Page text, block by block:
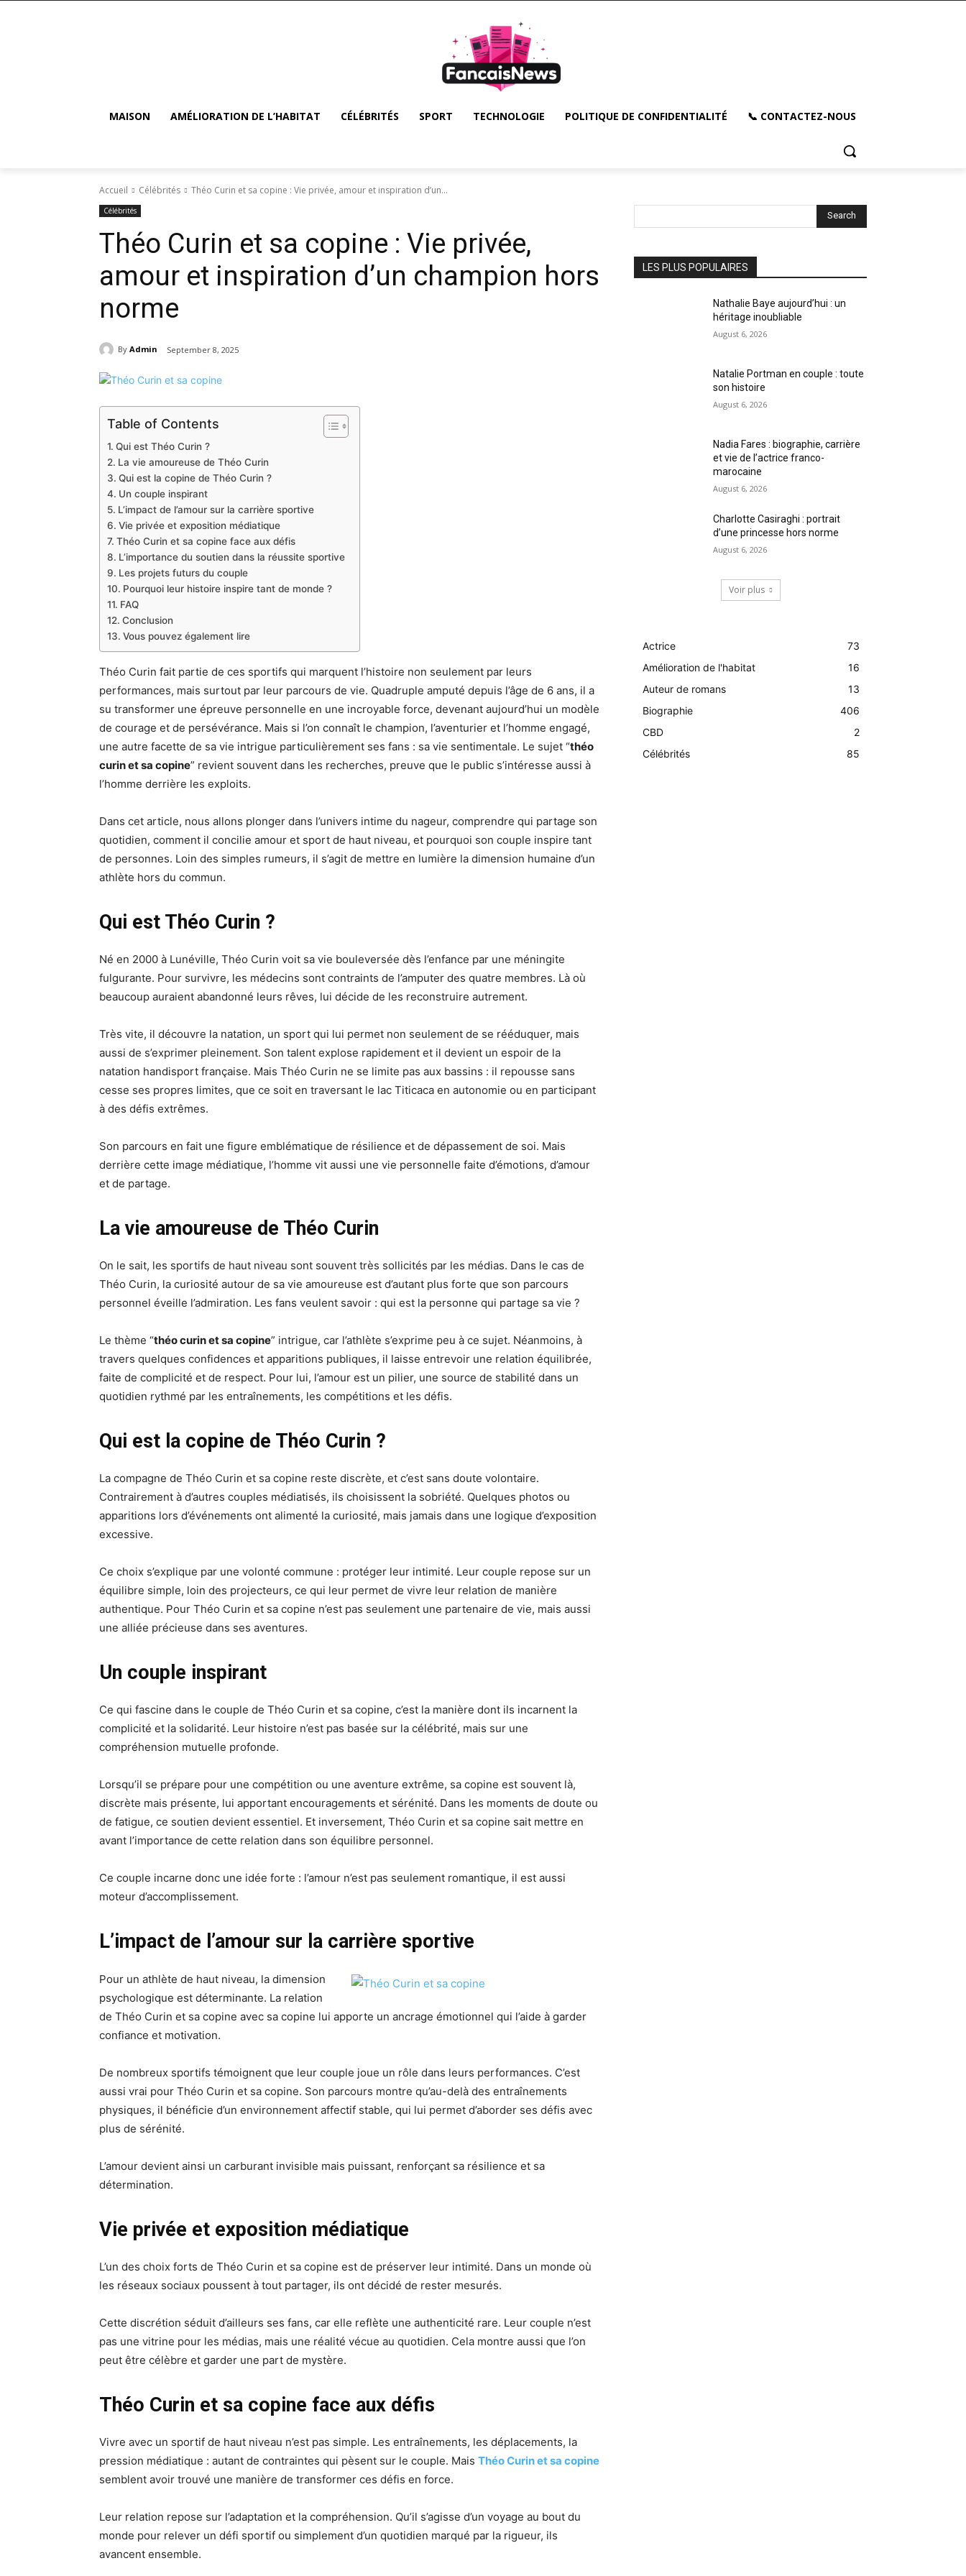
MAISON AMÉLIORATION DE L’HABITAT CÉLÉBRITÉS SPORT TECHNOLOGIE POLITIQUE DE CONFIDENTIALITÉ 📞 CONTACTEZ-NOUS
Accueil Célébrités Théo Curin et sa copine : Vie privée, amour et inspiration d’un...
Célébrités
Théo Curin et sa copine : Vie privée,
amour et inspiration d’un champion hors
norme
By Admin September 8, 2025
Table of Contents
Qui est Théo Curin ?
La vie amoureuse de Théo Curin
Qui est la copine de Théo Curin ?
Un couple inspirant
L’impact de l’amour sur la carrière sportive
Vie privée et exposition médiatique
Théo Curin et sa copine face aux défis
L’importance du soutien dans la réussite sportive
Les projets futurs du couple
Pourquoi leur histoire inspire tant de monde ?
FAQ
Conclusion
Vous pouvez également lire
Théo Curin fait partie de ces sportifs qui marquent l’histoire non seulement par leurs
performances, mais surtout par leur parcours de vie. Quadruple amputé depuis l’âge de 6 ans, il a
su transformer une épreuve personnelle en une incroyable force, devenant aujourd’hui un modèle
de courage et de persévérance. Mais si l’on connaît le champion, l’aventurier et l’homme engagé,
une autre facette de sa vie intrigue particulièrement ses fans : sa vie sentimentale. Le sujet “théo
curin et sa copine” revient souvent dans les recherches, preuve que le public s’intéresse aussi à
l’homme derrière les exploits.
Dans cet article, nous allons plonger dans l’univers intime du nageur, comprendre qui partage son
quotidien, comment il concilie amour et sport de haut niveau, et pourquoi son couple inspire tant
de personnes. Loin des simples rumeurs, il s’agit de mettre en lumière la dimension humaine d’un
athlète hors du commun.
Qui est Théo Curin ?
Né en 2000 à Lunéville, Théo Curin voit sa vie bouleversée dès l’enfance par une méningite
fulgurante. Pour survivre, les médecins sont contraints de l’amputer des quatre membres. Là où
beaucoup auraient abandonné leurs rêves, lui décide de les reconstruire autrement.
Très vite, il découvre la natation, un sport qui lui permet non seulement de se rééduquer, mais
aussi de s’exprimer pleinement. Son talent explose rapidement et il devient un espoir de la
natation handisport française. Mais Théo Curin ne se limite pas aux bassins : il repousse sans
cesse ses propres limites, que ce soit en traversant le lac Titicaca en autonomie ou en participant
à des défis extrêmes.
Son parcours en fait une figure emblématique de résilience et de dépassement de soi. Mais
derrière cette image médiatique, l’homme vit aussi une vie personnelle faite d’émotions, d’amour
et de partage.
La vie amoureuse de Théo Curin
On le sait, les sportifs de haut niveau sont souvent très sollicités par les médias. Dans le cas de
Théo Curin, la curiosité autour de sa vie amoureuse est d’autant plus forte que son parcours
personnel éveille l’admiration. Les fans veulent savoir : qui est la personne qui partage sa vie ?
Le thème “théo curin et sa copine” intrigue, car l’athlète s’exprime peu à ce sujet. Néanmoins, à
travers quelques confidences et apparitions publiques, il laisse entrevoir une relation équilibrée,
faite de complicité et de respect. Pour lui, l’amour est un pilier, une source de stabilité dans un
quotidien rythmé par les entraînements, les compétitions et les défis.
Qui est la copine de Théo Curin ?
La compagne de Théo Curin et sa copine reste discrète, et c’est sans doute volontaire.
Contrairement à d’autres couples médiatisés, ils choisissent la sobriété. Quelques photos ou
apparitions lors d’événements ont alimenté la curiosité, mais jamais dans une logique d’exposition
excessive.
Ce choix s’explique par une volonté commune : protéger leur intimité. Leur couple repose sur un
équilibre simple, loin des projecteurs, ce qui leur permet de vivre leur relation de manière
authentique. Pour Théo Curin et sa copine n’est pas seulement une partenaire de vie, mais aussi
une alliée précieuse dans ses aventures.
Un couple inspirant
Ce qui fascine dans le couple de Théo Curin et sa copine, c’est la manière dont ils incarnent la
complicité et la solidarité. Leur histoire n’est pas basée sur la célébrité, mais sur une
compréhension mutuelle profonde.
Lorsqu’il se prépare pour une compétition ou une aventure extrême, sa copine est souvent là,
discrète mais présente, lui apportant encouragements et sérénité. Dans les moments de doute ou
de fatigue, ce soutien devient essentiel. Et inversement, Théo Curin et sa copine sait mettre en
avant l’importance de cette relation dans son équilibre personnel.
Ce couple incarne donc une idée forte : l’amour n’est pas seulement romantique, il est aussi
moteur d’accomplissement.
L’impact de l’amour sur la carrière sportive
Pour un athlète de haut niveau, la dimension
psychologique est déterminante. La relation
de Théo Curin et sa copine avec sa copine lui apporte un ancrage émotionnel qui l’aide à garder
confiance et motivation.
De nombreux sportifs témoignent que leur couple joue un rôle dans leurs performances. C’est
aussi vrai pour Théo Curin et sa copine. Son parcours montre qu’au-delà des entraînements
physiques, il bénéficie d’un environnement affectif stable, qui lui permet d’aborder ses défis avec
plus de sérénité.
L’amour devient ainsi un carburant invisible mais puissant, renforçant sa résilience et sa
détermination.
Vie privée et exposition médiatique
L’un des choix forts de Théo Curin et sa copine est de préserver leur intimité. Dans un monde où
les réseaux sociaux poussent à tout partager, ils ont décidé de rester mesurés.
Cette discrétion séduit d’ailleurs ses fans, car elle reflète une authenticité rare. Leur couple n’est
pas une vitrine pour les médias, mais une réalité vécue au quotidien. Cela montre aussi que l’on
peut être célèbre et garder une part de mystère.
Théo Curin et sa copine face aux défis
Vivre avec un sportif de haut niveau n’est pas simple. Les entraînements, les déplacements, la
pression médiatique : autant de contraintes qui pèsent sur le couple. Mais Théo Curin et sa copine
semblent avoir trouvé une manière de transformer ces défis en force.
Leur relation repose sur l’adaptation et la compréhension. Qu’il s’agisse d’un voyage au bout du
monde pour relever un défi sportif ou simplement d’un quotidien marqué par la rigueur, ils
avancent ensemble.
Search
LES PLUS POPULAIRES
Nathalie Baye aujourd’hui : un
héritage inoubliable
August 6, 2026
Natalie Portman en couple : toute
son histoire
August 6, 2026
Nadia Fares : biographie, carrière
et vie de l’actrice franco-
marocaine
August 6, 2026
Charlotte Casiraghi : portrait
d’une princesse hors norme
August 6, 2026
Voir plus
Actrice
73
Amélioration de l'habitat
16
Auteur de romans
13
Biographie
406
CBD
2
Célébrités
85